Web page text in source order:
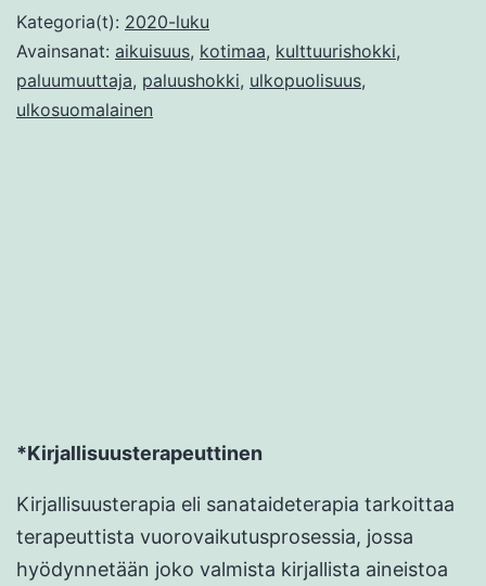
Kategoria(t): 2020-luku
Avainsanat: aikuisuus, kotimaa, kulttuurishokki,
paluumuuttaja, paluushokki, ulkopuolisuus,
ulkosuomalainen
*Kirjallisuusterapeuttinen
Kirjallisuusterapia eli sanataideterapia tarkoittaa
terapeuttista vuorovaikutusprosessia, jossa
hyödynnetään joko valmista kirjallista aineistoa